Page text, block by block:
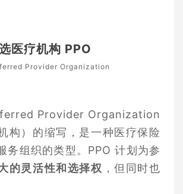
医疗机构 PPO
Provider Organization
Provider Organization
构）的缩写，是一种医疗保险
务组织的类型。PPO 计划为参
的灵活性和选择权 ，但同时也